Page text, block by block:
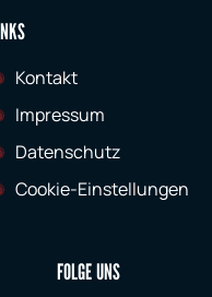
Kontakt
Impressum
Datenschutz
Cookie-Einstellungen
FOLGE UNS